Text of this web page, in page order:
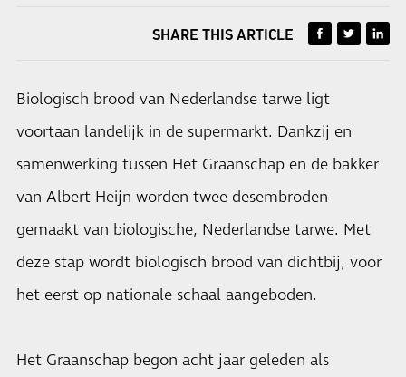
SHARE THIS ARTICLE
Biologisch brood van Nederlandse tarwe ligt
voortaan landelijk in de supermarkt. Dankzij en
samenwerking tussen Het Graanschap en de bakker
van Albert Heijn worden twee desembroden
gemaakt van biologische, Nederlandse tarwe. Met
deze stap wordt biologisch brood van dichtbij, voor
het eerst op nationale schaal aangeboden.
Het Graanschap begon acht jaar geleden als